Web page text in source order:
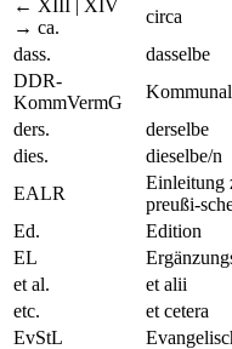
← XIII | XIV
→ ca.
circa
dass.
dasselbe
DDR-
KommVermG
ders.
derselbe
dies.
dieselbe/n
EALR
Einleitung
preußi-
Ed.
Edition
EL
et al.
et alii
etc.
et cetera
EvStL